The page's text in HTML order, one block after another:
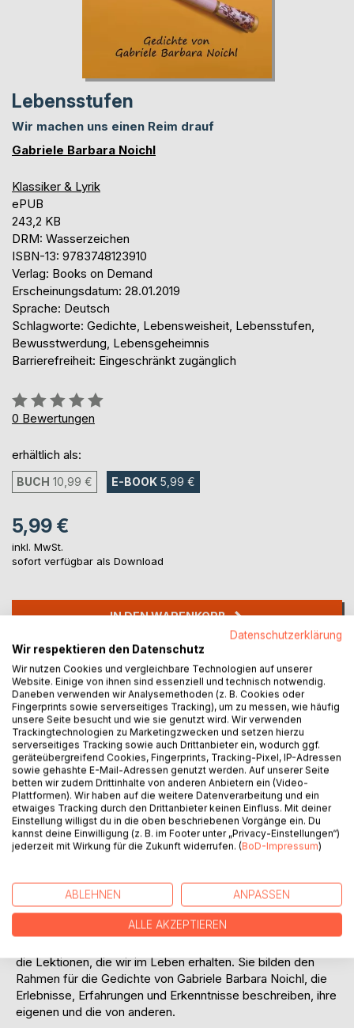
Lebensstufen
Wir machen uns einen Reim drauf
Gabriele Barbara Noichl
Klassiker & Lyrik
ePUB
243,2 KB
DRM: Wasserzeichen
ISBN-13: 9783748123910
Verlag: Books on Demand
Erscheinungsdatum: 28.01.2019
Sprache: Deutsch
Schlagworte: Gedichte, Lebensweisheit, Lebensstufen,
Bewusstwerdung, Lebensgeheimnis
Barrierefreiheit: Eingeschränkt zugänglich
Bewertung::
0%
0 Bewertungen
erhältlich als:
BUCH 10,99 € E-BOOK 5,99 €
5,99 €
inkl. MwSt.
sofort verfügbar als Download
IN DEN WARENKORB
Auf die Merkliste
Titel bewerten
BESCHREIBUNG
„Lebensstufen“ - Wir machen uns einen Reim drauf
Lebensgeheimnis entdecken und lernen, bei jedem Schritt
bewusst zu sein sowie mit jeder Stufe bewusster zu
die Lektionen, die wir im Leben erhalten. Sie bilden den
Rahmen für die Gedichte von Gabriele Barbara Noichl, die
Erlebnisse, Erfahrungen und Erkenntnisse beschreiben, ihre
eigenen und die von anderen.
Datenschutzerklärung
Wir respektieren den Datenschutz
Wir nutzen Cookies und vergleichbare Technologien auf unserer
Website. Einige von ihnen sind essenziell und technisch notwendig.
Daneben verwenden wir Analysemethoden (z. B. Cookies oder
Fingerprints sowie serverseitiges Tracking), um zu messen, wie häufig
unsere Seite besucht und wie sie genutzt wird. Wir verwenden
Trackingtechnologien zu Marketingzwecken und setzen hierzu
serverseitiges Tracking sowie auch Drittanbieter ein, wodurch ggf.
geräteübergreifend Cookies, Fingerprints, Tracking-Pixel, IP-Adressen
sowie gehashte E-Mail-Adressen genutzt werden. Auf unserer Seite
betten wir zudem Drittinhalte von anderen Anbietern ein (Video-
Plattformen). Wir haben auf die weitere Datenverarbeitung und ein
etwaiges Tracking durch den Drittanbieter keinen Einfluss. Mit deiner
Einstellung willigst du in die oben beschriebenen Vorgänge ein. Du
kannst deine Einwilligung (z. B. im Footer unter „Privacy-Einstellungen“)
jederzeit mit Wirkung für die Zukunft widerrufen. (BoD-Impressum)
ABLEHNEN ANPASSEN
ALLE AKZEPTIEREN